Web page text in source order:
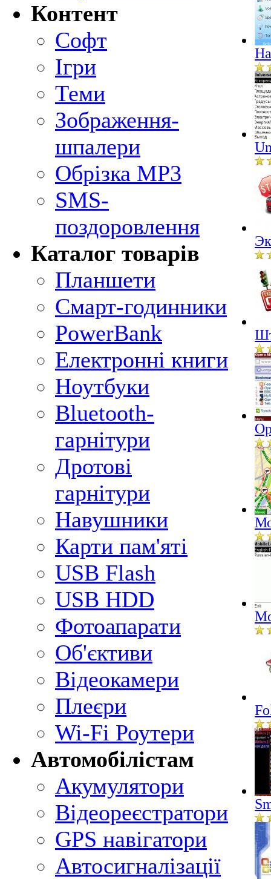
Контент
Софт
Ігри
Теми
Зображення-
шпалери
Обрізка MP3
SMS-
поздоровлення
Каталог товарів
Планшети
Смарт-годинники
PowerBank
Електронні книги
Ноутбуки
Bluetooth-
гарнітури
Дротові
гарнітури
Навушники
Карти пам'яті
USB Flash
USB HDD
Фотоапарати
Об'єктиви
Відеокамери
Плеєри
Wi-Fi Роутери
Автомобілістам
Акумулятори
Відеореєстратори
GPS навігатори
Автосигналізації